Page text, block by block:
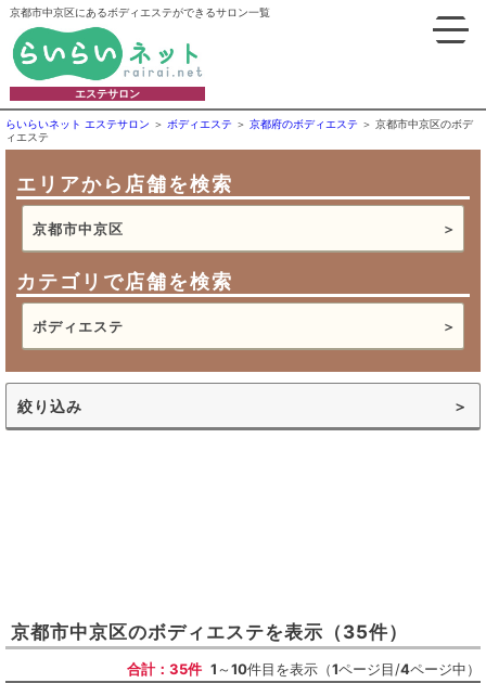
京都市中京区にあるボディエステができるサロン一覧
エステサロン
らいらいネット エステサロン ボディエステ 京都府のボディエステ
京都市中京区のボデ
ィエステ
エリアから店舗を検索
京都市中京区
カテゴリで店舗を検索
ボディエステ
絞り込み
京都市中京区のボディエステを表示 （35件）
合計：35件 1～10件目を表示（1ページ目/4ページ中）